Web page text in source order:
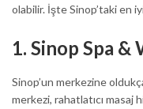
olabilir. İşte Sinop’taki en
1. Sinop Spa &
Sinop’un merkezine
merkezi, rahatlatıcı masaj